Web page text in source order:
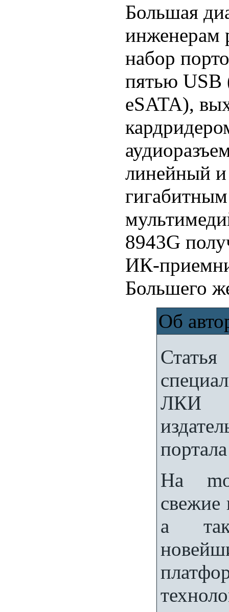
Большая
инженерам
набор
пятью USB
eSATA),
линейный
8943G
ИК-
Большего
Об
ЛКИ
На
свежие
а